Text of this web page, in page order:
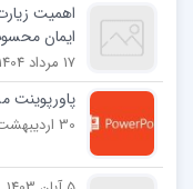
اهمیت
ایمان
نمازهای
العظمی
در روز
ایمان
17 مرداد 1404
پاورپوینت
30 اردیبهشت 1404